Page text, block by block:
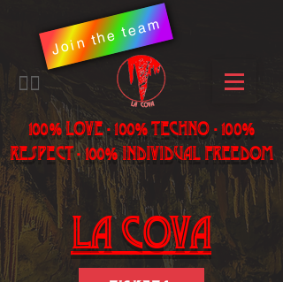
Join the team
​🏳️‍🌈
100% LOVE - 100% Techno - 100%
Respect - 100% individual freedom
LA Cova